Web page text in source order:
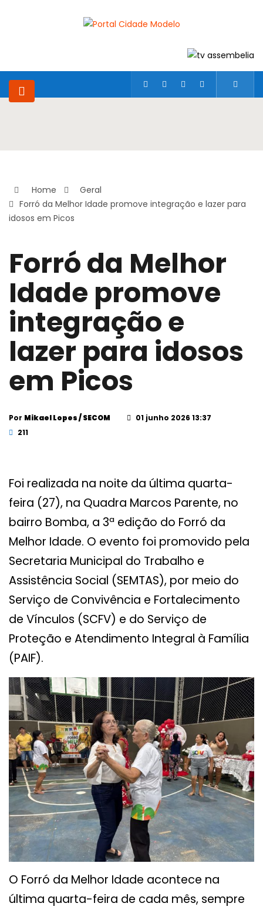
Home
Geral
Forró da Melhor Idade promove integração e lazer para
idosos em Picos
Forró da Melhor
Idade promove
integração e
lazer para idosos
em Picos
Por Mikael Lopes / SECOM
01 junho 2026 13:37
211
Foi realizada na noite da última quarta-
feira (27), na Quadra Marcos Parente, no
bairro Bomba, a 3ª edição do Forró da
Melhor Idade. O evento foi promovido pela
Secretaria Municipal do Trabalho e
Assistência Social (SEMTAS), por meio do
Serviço de Convivência e Fortalecimento
de Vínculos (SCFV) e do Serviço de
Proteção e Atendimento Integral à Família
(PAIF).
O Forró da Melhor Idade acontece na
última quarta-feira de cada mês, sempre